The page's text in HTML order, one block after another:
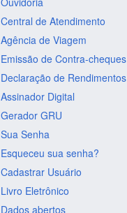
Central de Atendimento
Agência de Viagem
Emissão de Contra-cheques
Declaração de Rendimentos
Assinador Digital
Gerador GRU
Sua Senha
Esqueceu sua senha?
Cadastrar Usuário
Livro Eletrônico
Dados abertos